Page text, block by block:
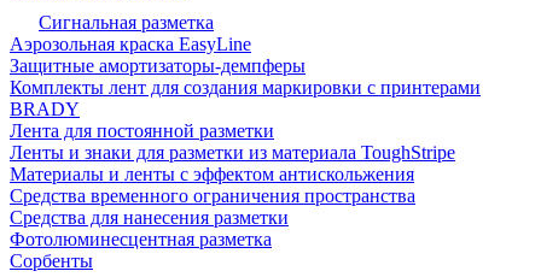
Сигнальная разметка
Аэрозольная краска EasyLine
Защитные амортизаторы-демпферы
Комплекты лент для создания маркировки с принтерами
BRADY
Лента для постоянной разметки
Ленты и знаки для разметки из материала ToughStripe
Материалы и ленты с эффектом антискольжения
Средства временного ограничения пространства
Средства для нанесения разметки
Фотолюминесцентная разметка
Сорбенты